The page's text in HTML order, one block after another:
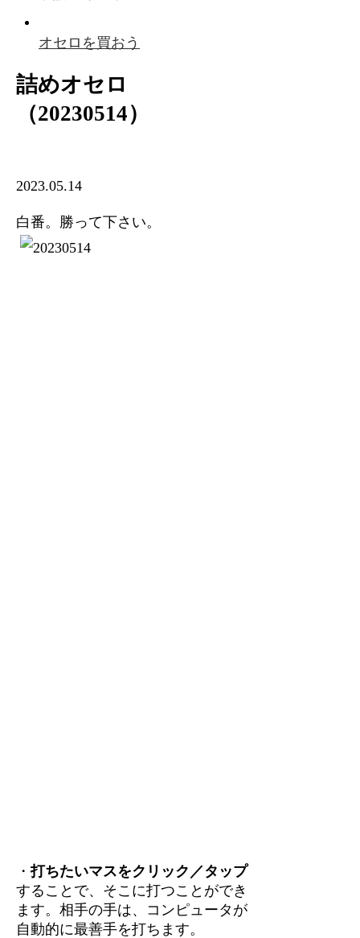
オセロを買おう
詰めオセロ
（20230514）
2023.05.14
白番。勝って下さい。
・打ちたいマスをクリック／タップ
することで、そこに打つことができ
ます。相手の手は、コンピュータが
自動的に最善手を打ちます。